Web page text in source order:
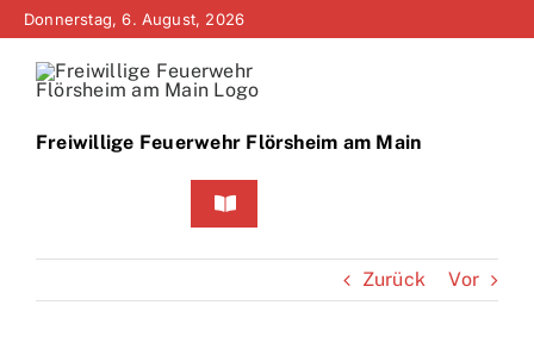
Zum
springen
Donnerstag, 6. August, 2026
Freiwillige Feuerwehr Flörsheim am Main
Toggle
Home
Zurück Vor